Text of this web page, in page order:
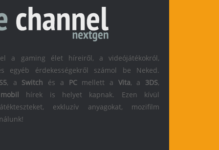
a gaming élet híreiről, a videójátékokról,
egyéb érdekességekről számol be Neked.
, a Switch és a PCmellett a Vita, a 3DS,
mobil
hírek is helyet kapnak. Ezen kívül
exkluzív anyagokat, mozifilm